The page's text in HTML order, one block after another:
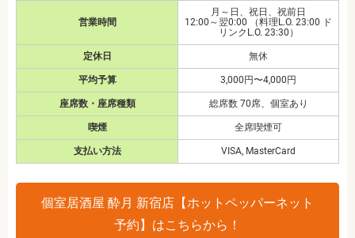
営業時間
月～日、祝日、祝前日
12:00～翌0:00 （料理L.O. 23:00 ド
リンクL.O. 23:30）
定休日 無休
平均予算 3,000円〜4,000円
座席数・座席種類 総席数 70席、個室あり
喫煙 全席喫煙可
支払い方法 VISA, MasterCard
個室居酒屋 酔月 新宿店【ホットペッパーネット
予約】はこちらから！